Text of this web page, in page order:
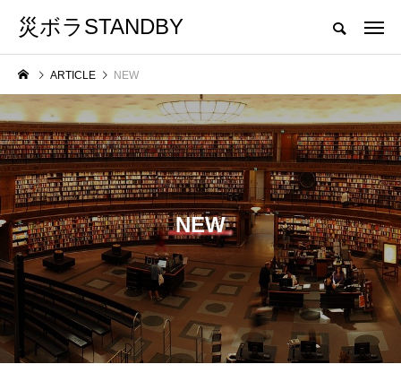
茨城県災害ボランティア活動支援サイト
CATEGORY
カテゴリ名をクリックしていただくと、カテゴリトップへ移動します。
EVENT
「いばらき学ぼうさいwith防災
フェス」に「災害ボランティア」
BORA-SHIKI
茨城県の災害
災ボラSTANDBY
ARTICLE NEW
NEW